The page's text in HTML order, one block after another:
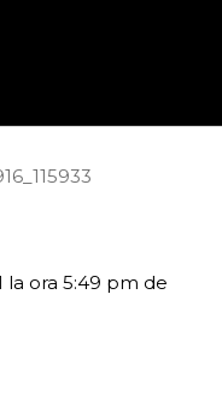
la ora 5:49 pm de